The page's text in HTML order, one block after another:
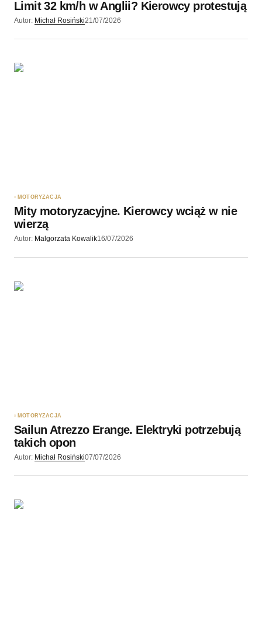
Wyślij komentarz
Limit 32 km/h w Anglii? Kierowcy protestują
Autor: Michał Rosiński21/07/2026
MOTORYZACJA
Mity motoryzacyjne. Kierowcy wciąż w nie
wierzą
Autor: Malgorzata Kowalik16/07/2026
MOTORYZACJA
Sailun Atrezzo Erange. Elektryki potrzebują
takich opon
Autor: Michał Rosiński07/07/2026